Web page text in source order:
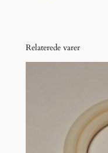
Relaterede varer